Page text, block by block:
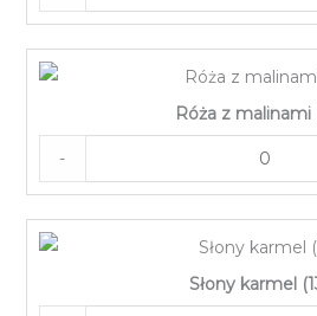
Róża z malinami
-
Słony karmel